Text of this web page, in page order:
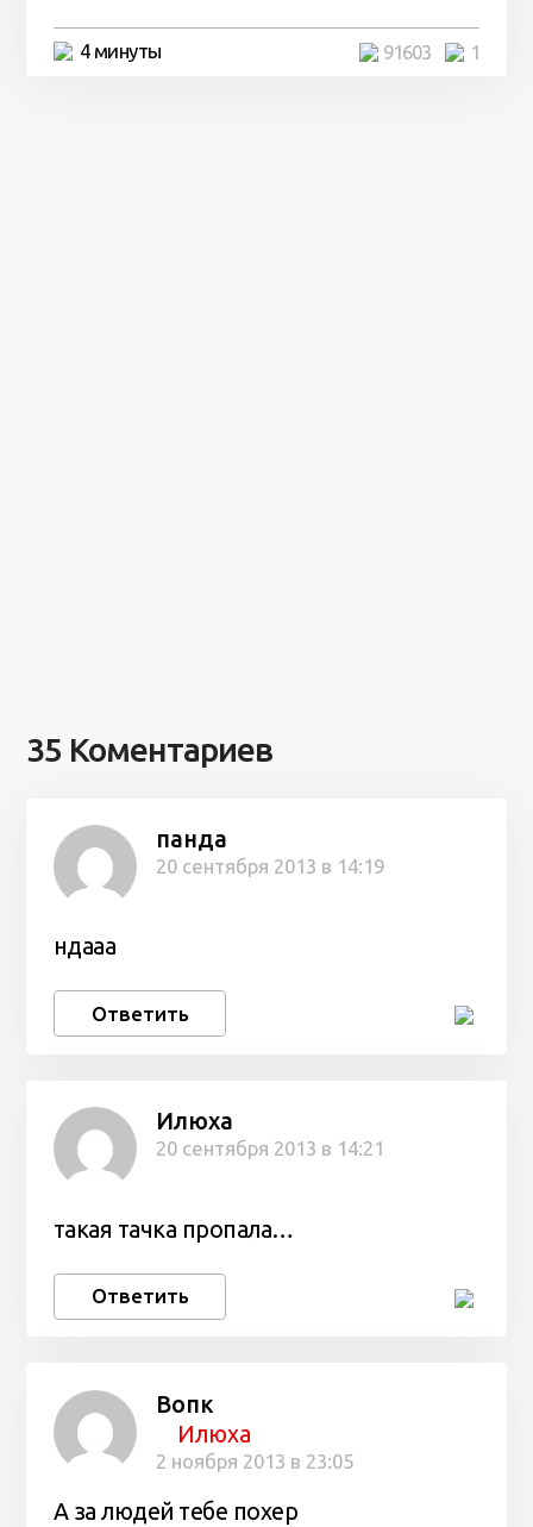
4 минуты 1
91603
35 Коментариев
панда
20 сентября 2013 в 14:19
ндааа
Ответить
Илюха
20 сентября 2013 в 14:21
такая тачка пропала…
Ответить
Вопк
Илюха
2 ноября 2013 в 23:05
А за людей тебе похер